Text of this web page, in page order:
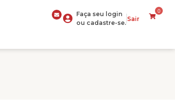
Faça seu login
ou cadastre-se.
Sair
0